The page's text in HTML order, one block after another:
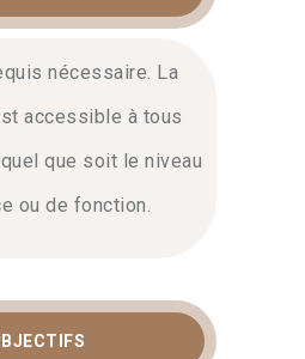
pour mieux
l’étape la plus
la sérénité.
Nos experts vous
les signaux faibles
nécessaire. La
accessible à tous
que soit le niveau
ou de fonction.